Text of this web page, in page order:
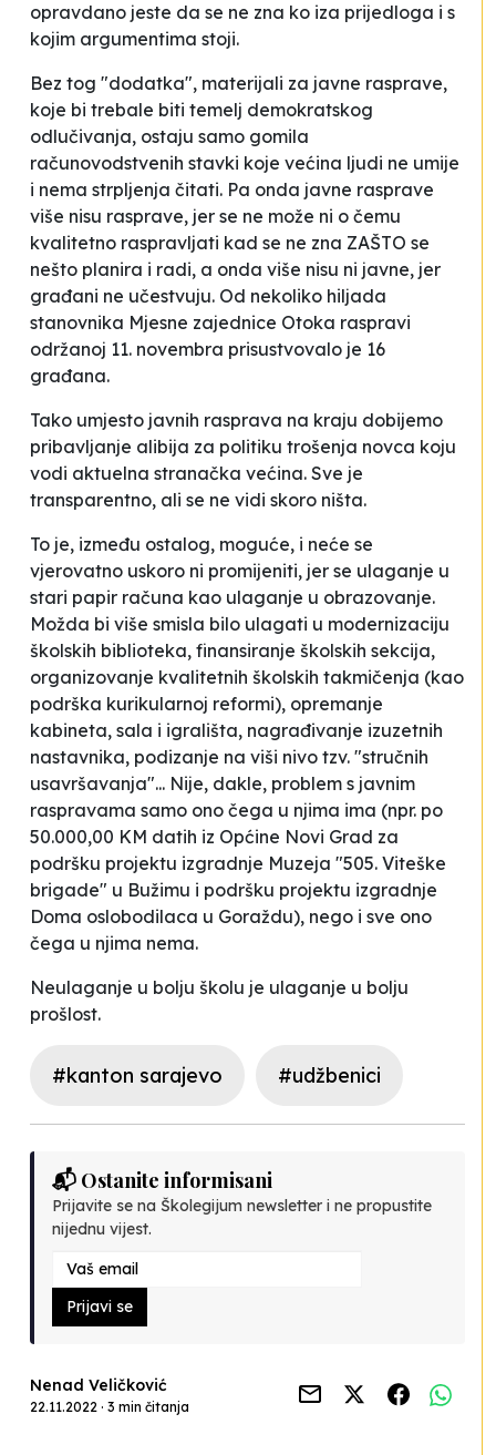
opravdano jeste da se ne zna ko iza prijedloga i s
kojim argumentima stoji.
Bez tog "dodatka", materijali za javne rasprave,
koje bi trebale biti temelj demokratskog
odlučivanja, ostaju samo gomila
računovodstvenih stavki koje većina ljudi ne umije
i nema strpljenja čitati. Pa onda javne rasprave
više nisu rasprave, jer se ne može ni o čemu
kvalitetno raspravljati kad se ne zna ZAŠTO se
nešto planira i radi, a onda više nisu ni javne, jer
građani ne učestvuju. Od nekoliko hiljada
stanovnika Mjesne zajednice Otoka raspravi
održanoj 11. novembra prisustvovalo je 16
građana.
Tako umjesto javnih rasprava na kraju dobijemo
pribavljanje alibija za politiku trošenja novca koju
vodi aktuelna stranačka većina. Sve je
transparentno, ali se ne vidi skoro ništa.
To je, između ostalog, moguće, i neće se
vjerovatno uskoro ni promijeniti, jer se ulaganje u
stari papir računa kao ulaganje u obrazovanje.
Možda bi više smisla bilo ulagati u modernizaciju
školskih biblioteka, finansiranje školskih sekcija,
organizovanje kvalitetnih školskih takmičenja (kao
podrška kurikularnoj reformi), opremanje
kabineta, sala i igrališta, nagrađivanje izuzetnih
nastavnika, podizanje na viši nivo tzv. "stručnih
usavršavanja"... Nije, dakle, problem s javnim
raspravama samo ono čega u njima ima (npr. po
50.000,00 KM datih iz Općine Novi Grad za
podršku projektu izgradnje Muzeja "505. Viteške
brigade" u Bužimu i podršku projektu izgradnje
Doma oslobodilaca u Goraždu), nego i sve ono
čega u njima nema.
Neulaganje u bolju školu je ulaganje u bolju
prošlost.
#kanton sarajevo #udžbenici
📬 Ostanite informisani
Prijavite se na Školegijum newsletter i ne propustite
nijednu vijest.
Prijavi se
Nenad Veličković
22.11.2022 · 3 min čitanja